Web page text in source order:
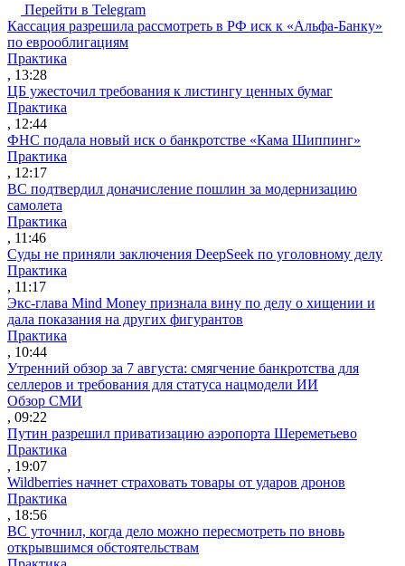
Перейти в Telegram
Кассация разрешила рассмотреть в РФ иск к «Альфа-Банку»
по еврооблигациям
Практика
, 13:28
ЦБ ужесточил требования к листингу ценных бумаг
Практика
, 12:44
ФНС подала новый иск о банкротстве «Кама Шиппинг»
Практика
, 12:17
ВС подтвердил доначисление пошлин за модернизацию
самолета
Практика
, 11:46
Суды не приняли заключения DeepSeek по уголовному делу
Практика
, 11:17
Экс-глава Mind Money признала вину по делу о хищении и
дала показания на других фигурантов
Практика
, 10:44
Утренний обзор за 7 августа: смягчение банкротства для
селлеров и требования для статуса нацмодели ИИ
Обзор СМИ
, 09:22
Путин разрешил приватизацию аэропорта Шереметьево
Практика
, 19:07
Wildberries начнет страховать товары от ударов дронов
Практика
, 18:56
ВС уточнил, когда дело можно пересмотреть по вновь
открывшимся обстоятельствам